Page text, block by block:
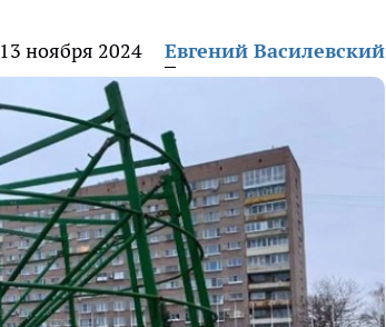
13 ноября 2024 Евгений Василевский